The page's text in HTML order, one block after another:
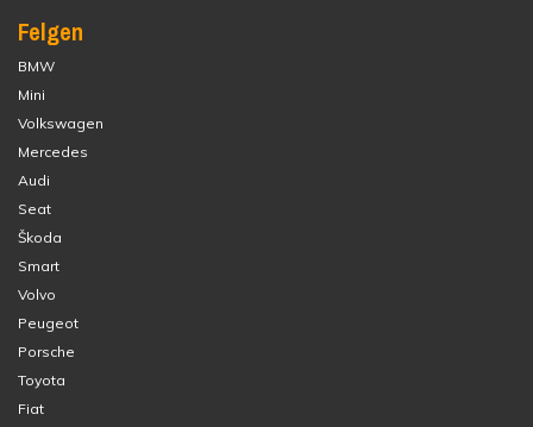
Felgen
BMW
Mini
Volkswagen
Mercedes
Audi
Seat
Škoda
Smart
Volvo
Peugeot
Porsche
Toyota
Fiat